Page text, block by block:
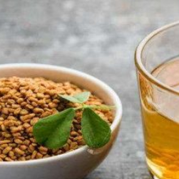
/ JS Code